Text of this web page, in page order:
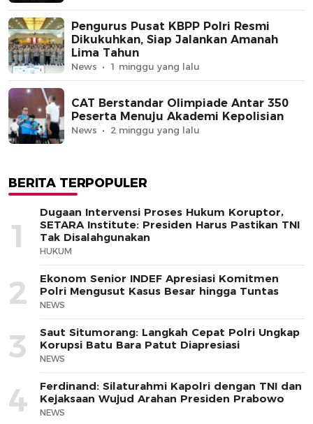
Pengurus Pusat KBPP Polri Resmi
Dikukuhkan, Siap Jalankan Amanah
Lima Tahun
News 1 minggu yang lalu
CAT Berstandar Olimpiade Antar 350
Peserta Menuju Akademi Kepolisian
News 2 minggu yang lalu
BERITA TERPOPULER
1
Dugaan Intervensi Proses Hukum Koruptor,
SETARA Institute: Presiden Harus Pastikan TNI
Tak Disalahgunakan
HUKUM
2
Ekonom Senior INDEF Apresiasi Komitmen
Polri Mengusut Kasus Besar hingga Tuntas
NEWS
3
Saut Situmorang: Langkah Cepat Polri Ungkap
Korupsi Batu Bara Patut Diapresiasi
NEWS
4
Ferdinand: Silaturahmi Kapolri dengan TNI dan
Kejaksaan Wujud Arahan Presiden Prabowo
NEWS